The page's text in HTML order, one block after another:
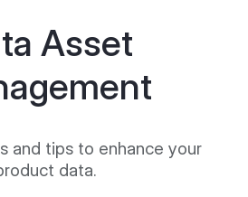
Asset
and tips to enhance your
data.